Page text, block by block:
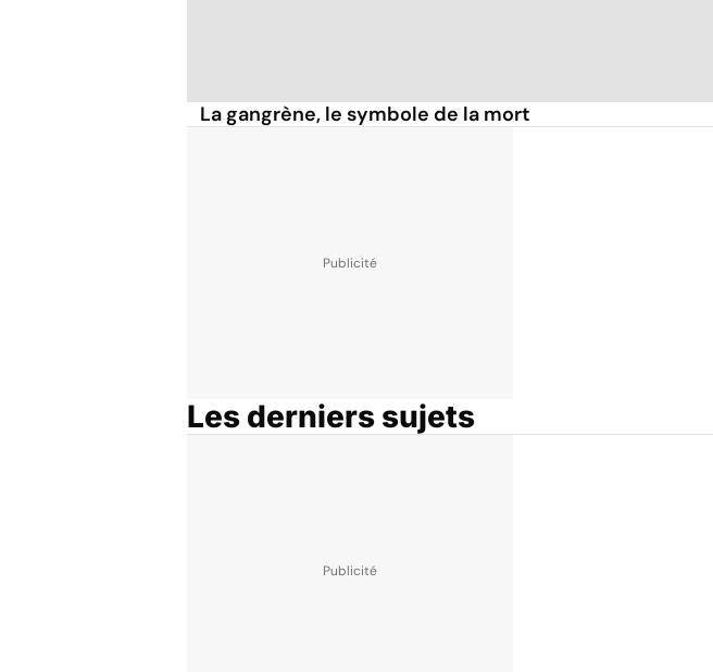
La gangrène, le symbole de la mort
Les derniers sujets